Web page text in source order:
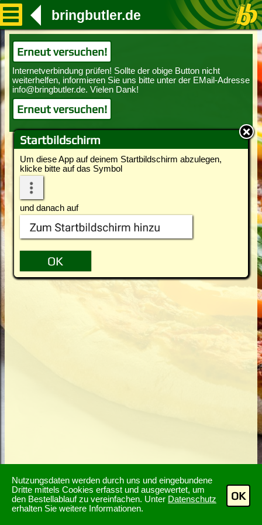
Nutzungsdaten werden durch uns und eingebundene
Dritte mittels Cookies erfasst und ausgewertet, um
den Bestellablauf zu vereinfachen. Unter Datenschutz
erhalten Sie weitere Informationen.
OK
Startbildschirm
Um diese App auf deinem Startbildschirm abzulegen,
klicke bitte auf das Symbol
und danach auf
bringbutler.de
Erneut versuchen!
Erneut versuchen!